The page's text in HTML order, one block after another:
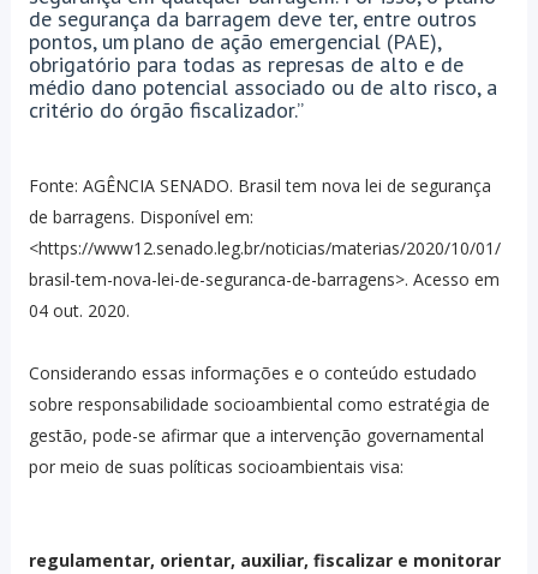
de segurança da barragem deve ter, entre outros
pontos, um plano de ação emergencial (PAE),
obrigatório para todas as represas de alto e de
médio dano potencial associado ou de alto risco, a
critério do órgão fiscalizador.”
Fonte: AGÊNCIA SENADO. Brasil tem nova lei de segurança
de barragens. Disponível em:
<https://www12.senado.leg.br/noticias/materias/2020/10/01/
brasil-tem-nova-lei-de-seguranca-de-barragens>. Acesso em
04 out. 2020.
Considerando essas informações e o conteúdo estudado
sobre responsabilidade socioambiental como estratégia de
gestão, pode-se afirmar que a intervenção governamental
por meio de suas políticas socioambientais visa:
regulamentar, orientar, auxiliar, fiscalizar e monitorar